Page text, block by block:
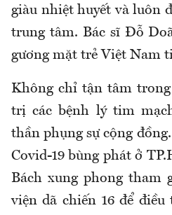
giàu nhiệt huyết và luôn
trung tâm. Bác sĩ Đỗ
gương mặt trẻ Việt Nam
Không chỉ tận tâm
trị các bệnh lý tim
thần phụng sự cộng
Covid-19 bùng phát ở
Bách xung phong tham
viện dã chiến 16 để